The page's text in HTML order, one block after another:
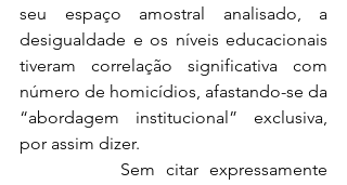
seu espaço amostral analisado, a
desigualdade e os níveis educacionais
tiveram correlação significativa com
número de homicídios, afastando-se da
“abordagem institucional” exclusiva,
por assim dizer.